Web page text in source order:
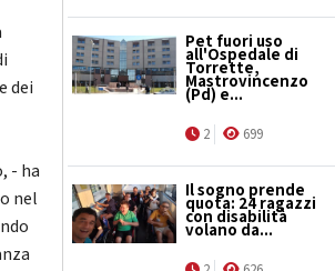
dei
- ha
nel
Pet fuori uso
all'Ospedale di
Torrette,
Mastrovincenzo
(Pd) e...
2 699
Il sogno prende
quota: 24 ragazzi
con disabilità
volano da...